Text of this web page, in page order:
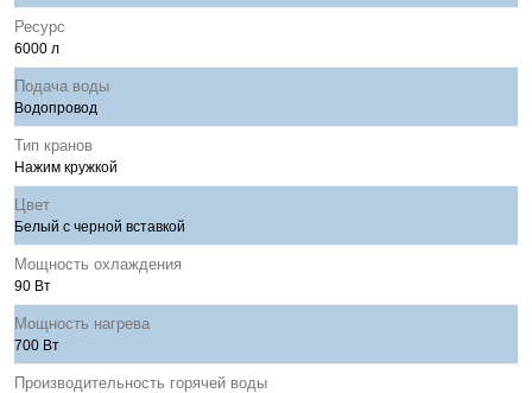
Ресурс
6000 л
Подача воды
Водопровод
Тип кранов
Нажим кружкой
Цвет
Белый с черной вставкой
Мощность охлаждения
90 Вт
Мощность нагрева
700 Вт
Производительность горячей воды